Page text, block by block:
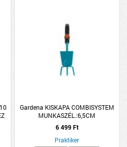
Gardena KISKAPA COMBISYSTEM
MUNKASZÉL.:6,5CM
6 499 Ft
Praktiker